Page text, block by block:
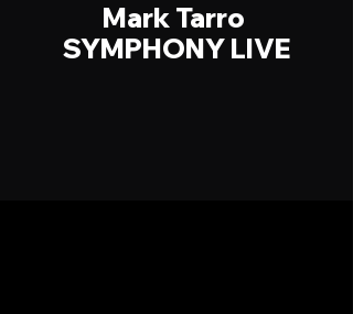
Mark Tarro
SYMPHONY LIVE